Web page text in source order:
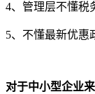
4、管理层不懂税
5、不懂最新优惠
对于中小型企业